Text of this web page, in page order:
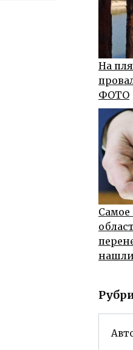
На
ФОТО
Самое
нашли